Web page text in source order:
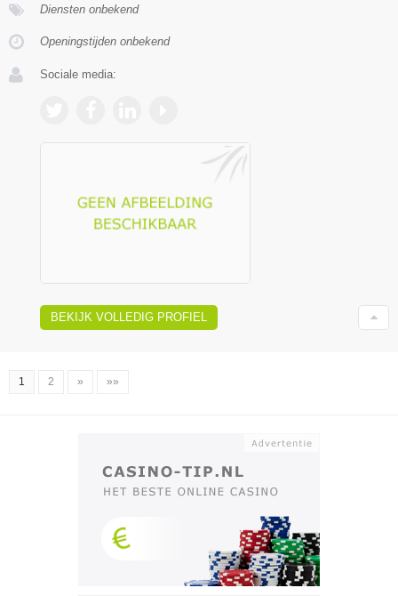
Diensten onbekend
Openingstijden onbekend
Sociale media:
BEKIJK VOLLEDIG PROFIEL
1 2 » »»